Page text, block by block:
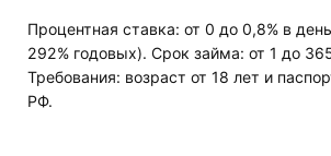
Процентная ставка: от 0 до 0,8% в
292% годовых). Срок займа: от 1 до
Требования: возраст от 18 лет и
РФ.